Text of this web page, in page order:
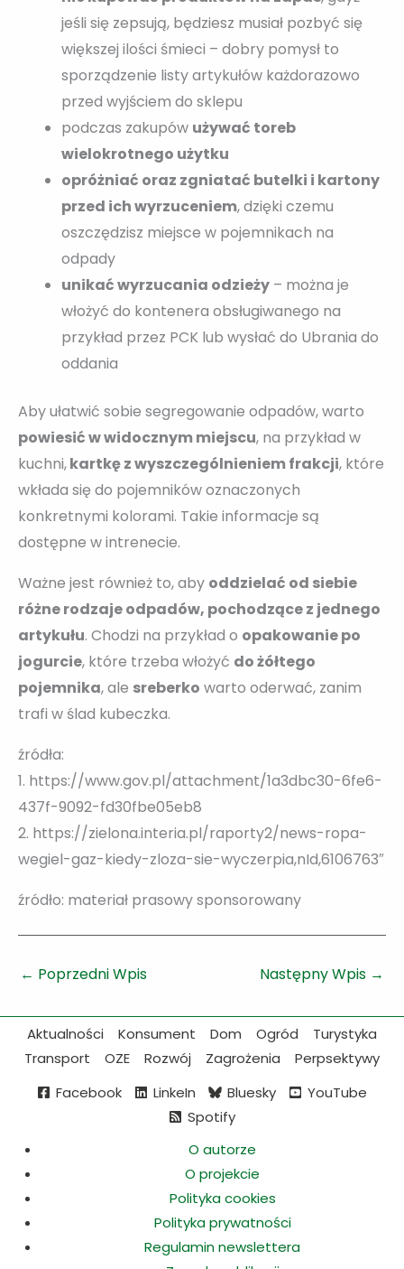
jeśli się zepsują, będziesz musiał pozbyć się
większej ilości śmieci – dobry pomysł to
sporządzenie listy artykułów każdorazowo
przed wyjściem do sklepu
podczas zakupów używać toreb
wielokrotnego użytku
opróżniać oraz zgniatać butelki i kartony
przed ich wyrzuceniem, dzięki czemu
oszczędzisz miejsce w pojemnikach na
odpady
unikać wyrzucania odzieży – można je
włożyć do kontenera obsługiwanego na
przykład przez PCK lub wysłać do Ubrania do
oddania
Aby ułatwić sobie segregowanie odpadów, warto
powiesić w widocznym miejscu, na przykład w
kuchni,kartkę z wyszczególnieniem frakcji, które
wkłada się do pojemników oznaczonych
konkretnymi kolorami. Takie informacje są
dostępne w intrenecie.
Ważne jest również to, aby oddzielać od siebie
różne rodzaje odpadów, pochodzące z jednego
artykułu. Chodzi na przykład o opakowanie po
jogurcie, które trzeba włożyć do żółtego
pojemnika, ale sreberko warto oderwać, zanim
trafi w ślad kubeczka.
źródła:
1. https://www.gov.pl/attachment/1a3dbc30-6fe6-
437f-9092-fd30fbe05eb8
2. https://zielona.interia.pl/raporty2/news-ropa-
wegiel-gaz-kiedy-zloza-sie-wyczerpia,nId,6106763″
źródło: materiał prasowy sponsorowany
← Poprzedni Wpis Następny Wpis →
Aktualności Konsument Dom Ogród
Turystyka
Transport
OZE Rozwój Zagrożenia
Perpsektywy
Facebook
LinkeIn Bluesky
YouTube
Spotify
O autorze
O projekcie
Polityka cookies
Polityka prywatności
Regulamin newslettera